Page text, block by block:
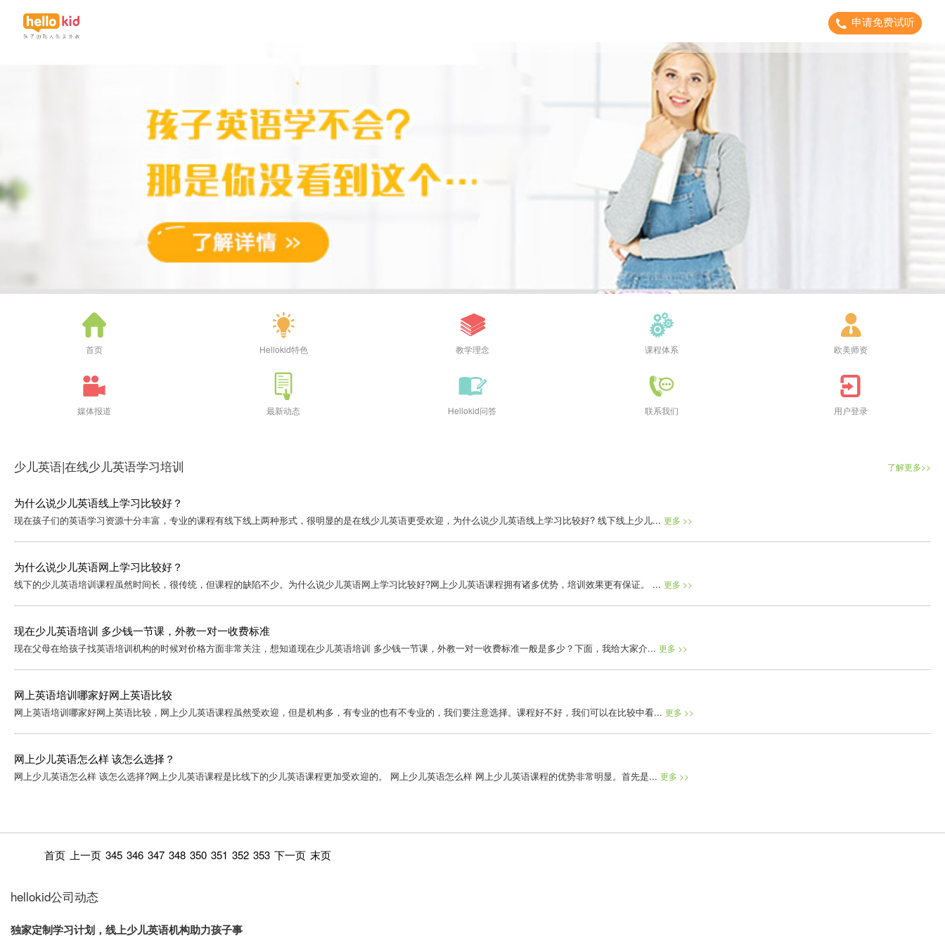
申请免费试听
首页 Hellokid特色 教学理念 课程体系 欧美师资
媒体报道 最新动态 Hellokid问答 联系我们 用户登录
少儿英语|在线少儿英语学习培训 了解更多>>
为什么说少儿英语线上学习比较好？
现在孩子们的英语学习资源十分丰富，专业的课程有线下线上两种形式，很明显的是在线少儿英语更受欢迎，为什么说少儿英语线上学习比较好? 线下线上少儿... 更多 >>
为什么说少儿英语网上学习比较好？
线下的少儿英语培训课程虽然时间长，很传统，但课程的缺陷不少。为什么说少儿英语网上学习比较好?网上少儿英语课程拥有诸多优势，培训效果更有保证。 ... 更多 >>
现在少儿英语培训 多少钱一节课，外教一对一收费标准
现在父母在给孩子找英语培训机构的时候对价格方面非常关注，想知道现在少儿英语培训 多少钱一节课，外教一对一收费标准一般是多少？下面，我给大家介... 更多 >>
网上英语培训哪家好网上英语比较
网上英语培训哪家好网上英语比较，网上少儿英语课程虽然受欢迎，但是机构多，有专业的也有不专业的，我们要注意选择。课程好不好，我们可以在比较中看... 更多 >>
网上少儿英语怎么样 该怎么选择？
网上少儿英语怎么样 该怎么选择?网上少儿英语课程是比线下的少儿英语课程更加受欢迎的。 网上少儿英语怎么样 网上少儿英语课程的优势非常明显。首先是... 更多 >>
首页 上一页 345 346 347 348 350 351 352 353 下一页 末页
hellokid公司动态
独家定制学习计划，线上少儿英语机构助力孩子事